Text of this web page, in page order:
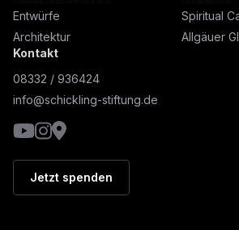
Entwürfe
Architektur
Spiritual
Allgäuer
Kontakt
08332 / 936424
info@schickling-stiftung.de
YouTube
Instagram
Google Maps
Jetzt spenden